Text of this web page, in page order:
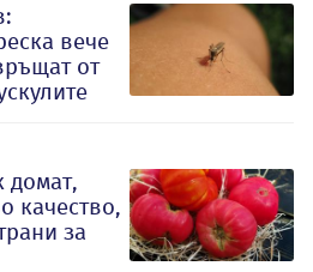
вече
от
домат,
качество,
за